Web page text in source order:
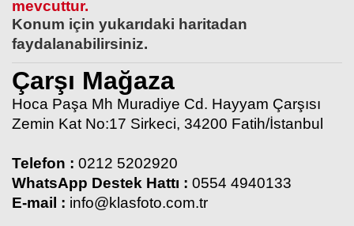
mevcuttur.
Konum için yukarıdaki haritadan
faydalanabilirsiniz.
Çarşı Mağaza
Hoca Paşa Mh Muradiye Cd. Hayyam Çarşısı
Zemin Kat No:17 Sirkeci, 34200 Fatih/İstanbul
Telefon : 0212 5202920
WhatsApp Destek Hattı : 0554 4940133
E-mail : info@klasfoto.com.tr